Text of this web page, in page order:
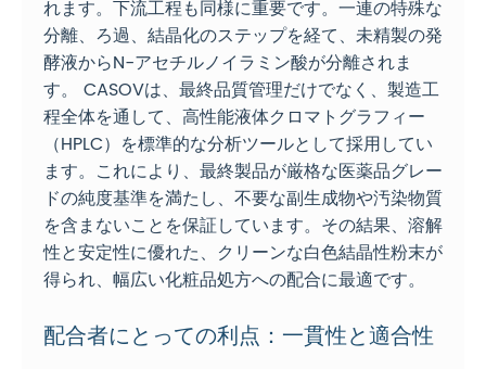
れます。下流工程も同様に重要です。一連の特殊な
分離、ろ過、結晶化のステップを経て、未精製の発
酵液からN-アセチルノイラミン酸が分離されま
す。 CASOVは、最終品質管理だけでなく、製造工
程全体を通して、高性能液体クロマトグラフィー
（HPLC）を標準的な分析ツールとして採用してい
ます。これにより、最終製品が厳格な医薬品グレー
ドの純度基準を満たし、不要な副生成物や汚染物質
を含まないことを保証しています。その結果、溶解
性と安定性に優れた、クリーンな白色結晶性粉末が
得られ、幅広い化粧品処方への配合に最適です。
配合者にとっての利点：一貫性と適合性